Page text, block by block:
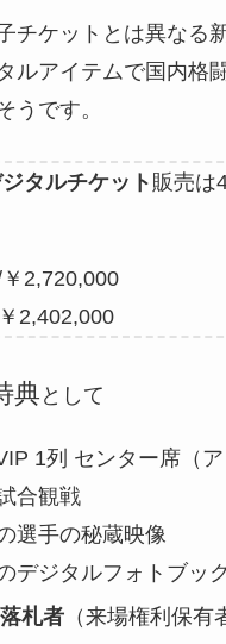
チケットとは異なる
ルアイテムで国内格
うです。
タルチケット 販売は
2,720,000
2,402,000
典 として
1列 センター席（
合観戦
選手の秘蔵映像
デジタルフォトブッ
札者（来場権利保有